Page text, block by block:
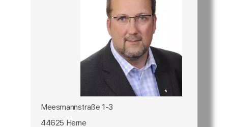
Meesmannstraße 1-3
44625 Herne